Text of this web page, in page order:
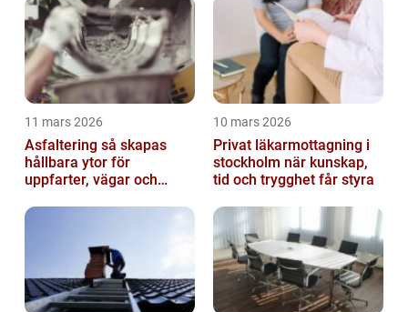
11 mars 2026
Asfaltering så skapas
hållbara ytor för
uppfarter, vägar och
10 mars 2026
Privat läkarmottagning i
stockholm när kunskap,
tid och trygghet får styra